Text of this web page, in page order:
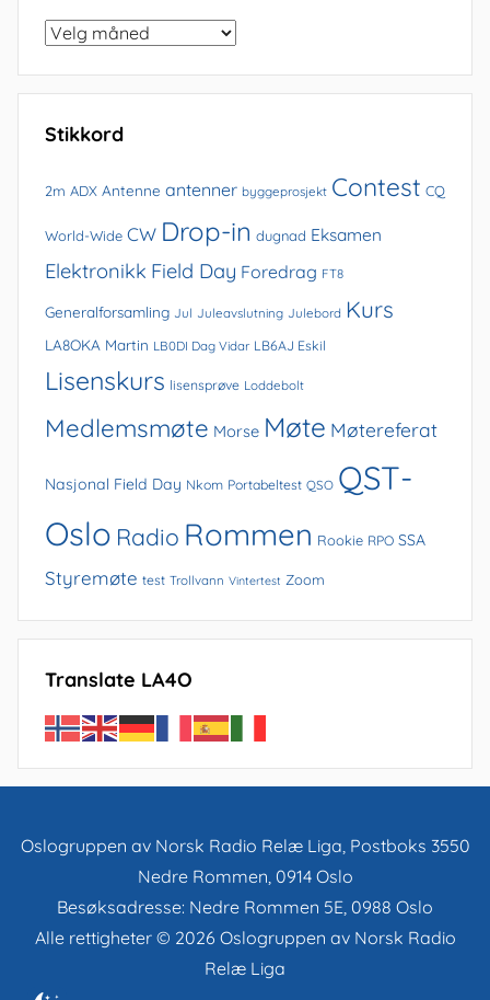
Bla
arkivet
Stikkord
2m ADX Antenne antenner byggeprosjekt Contest CQ
World-Wide CW Drop-in dugnad Eksamen
Elektronikk Field Day Foredrag FT8
Generalforsamling Jul Juleavslutning Julebord Kurs
LA8OKA Martin LB0DI Dag Vidar LB6AJ Eskil
Lisenskurs lisensprøve Loddebolt
Medlemsmøte Morse Møte Møtereferat
Nasjonal Field Day Nkom Portabeltest QSO QST-
Oslo Radio Rommen Rookie RPO SSA
Styremøte test Trollvann Vintertest Zoom
Translate LA4O
Oslogruppen av Norsk Radio Relæ Liga, Postboks 3550
Nedre Rommen, 0914 Oslo
Besøksadresse: Nedre Rommen 5E, 0988 Oslo
Alle rettigheter © 2026 Oslogruppen av Norsk Radio
Relæ Liga